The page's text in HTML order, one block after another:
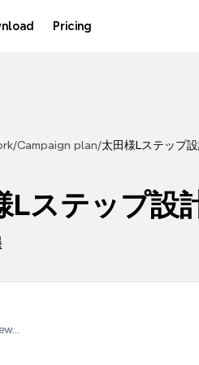
Pricing
/Campaign plan/太田様Lステップ
Lステップ設